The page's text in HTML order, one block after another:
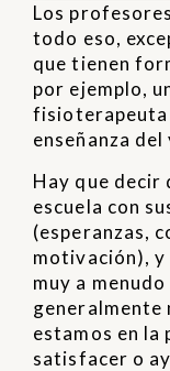
Los
todo eso,
que tienen
por ejemplo,
fisioterapeuta
enseñanza del
Hay que decir
escuela con
(esperanzas,
motivación), y
muy a
estamos en la
satisfacer o